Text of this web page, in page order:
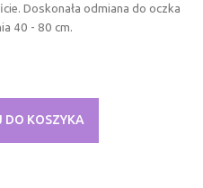
Doskonała odmiana do oczka
40 - 80 cm.
DO KOSZYKA